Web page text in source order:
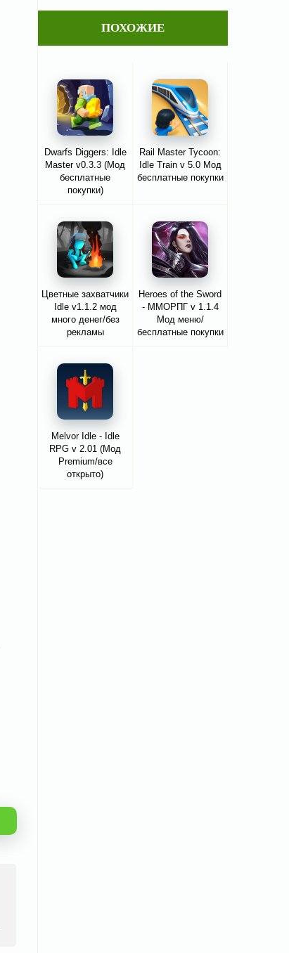
ПОХОЖИЕ
Dwarfs Diggers: Idle
Master v0.3.3 (Мод
бесплатные
покупки)
Rail Master Tycoon:
Idle Train v 5.0 Мод
бесплатные покупки
Цветные захватчики
Idle v1.1.2 мод
много денег/без
рекламы
Heroes of the Sword
- ММОРПГ v 1.1.4
Мод меню/
бесплатные покупки
Melvor Idle - Idle
RPG v 2.01 (Мод
Premium/все
открыто)